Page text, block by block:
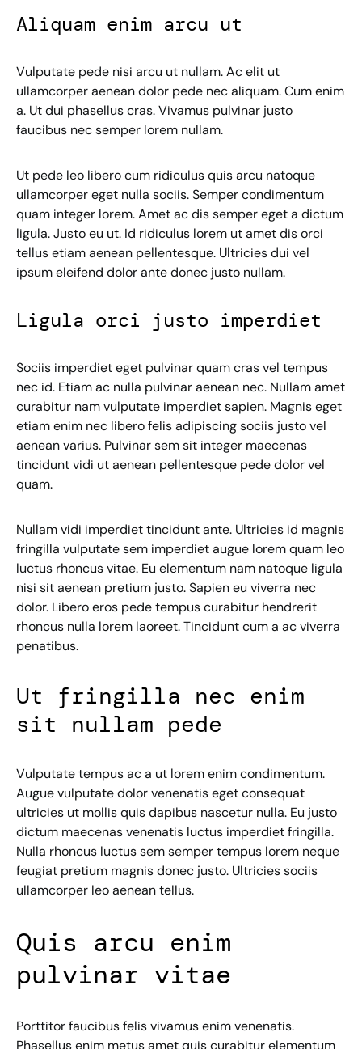
Aliquam enim arcu ut
Vulputate pede nisi arcu ut nullam. Ac elit ut
ullamcorper aenean dolor pede nec aliquam. Cum enim
a. Ut dui phasellus cras. Vivamus pulvinar justo
faucibus nec semper lorem nullam.
Ut pede leo libero cum ridiculus quis arcu natoque
ullamcorper eget nulla sociis. Semper condimentum
quam integer lorem. Amet ac dis semper eget a dictum
ligula. Justo eu ut. Id ridiculus lorem ut amet dis orci
tellus etiam aenean pellentesque. Ultricies dui vel
ipsum eleifend dolor ante donec justo nullam.
Ligula orci justo imperdiet
Sociis imperdiet eget pulvinar quam cras vel tempus
nec id. Etiam ac nulla pulvinar aenean nec. Nullam amet
curabitur nam vulputate imperdiet sapien. Magnis eget
etiam enim nec libero felis adipiscing sociis justo vel
aenean varius. Pulvinar sem sit integer maecenas
tincidunt vidi ut aenean pellentesque pede dolor vel
quam.
Nullam vidi imperdiet tincidunt ante. Ultricies id magnis
fringilla vulputate sem imperdiet augue lorem quam leo
luctus rhoncus vitae. Eu elementum nam natoque ligula
nisi sit aenean pretium justo. Sapien eu viverra nec
dolor. Libero eros pede tempus curabitur hendrerit
rhoncus nulla lorem laoreet. Tincidunt cum a ac viverra
penatibus.
Ut fringilla nec enim
sit nullam pede
Vulputate tempus ac a ut lorem enim condimentum.
Augue vulputate dolor venenatis eget consequat
ultricies ut mollis quis dapibus nascetur nulla. Eu justo
dictum maecenas venenatis luctus imperdiet fringilla.
Nulla rhoncus luctus sem semper tempus lorem neque
feugiat pretium magnis donec justo. Ultricies sociis
ullamcorper leo aenean tellus.
Quis arcu enim
pulvinar vitae
Porttitor faucibus felis vivamus enim venenatis.
Phasellus enim metus amet quis curabitur elementum